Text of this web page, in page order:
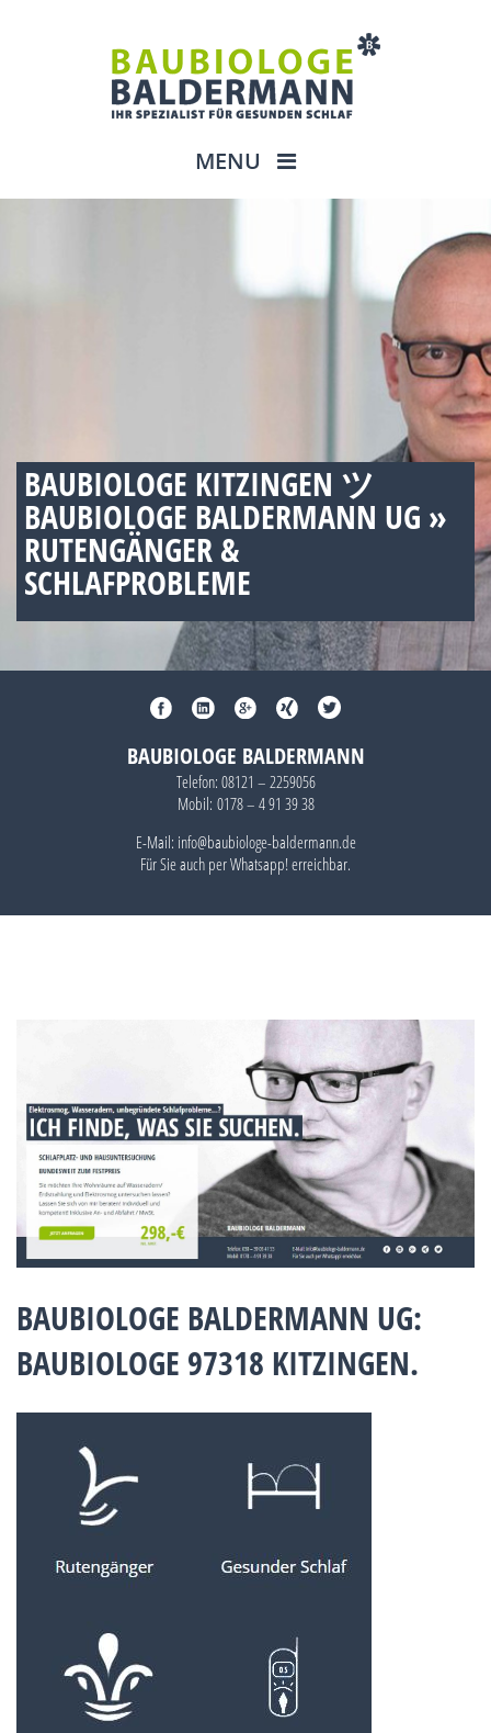
MENU
BAUBIOLOGE KITZINGEN ツ
BAUBIOLOGE BALDERMANN UG »
RUTENGÄNGER &
SCHLAFPROBLEME
BAUBIOLOGE BALDERMANN
Telefon: 08121 – 2259056
Mobil: 0178 – 4 91 39 38
E-Mail: info@baubiologe-baldermann.de
Für Sie auch perWhatsapp!erreichbar.
BAUBIOLOGE BALDERMANN UG:
BAUBIOLOGE 97318 KITZINGEN.